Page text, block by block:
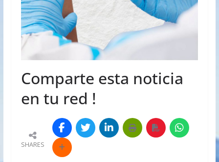
Comparte esta noticia
en tu red !
SHARES